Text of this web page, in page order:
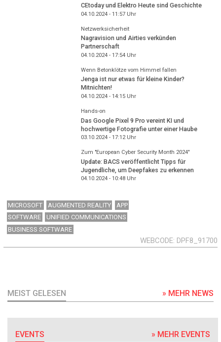
CEtoday und Elektro Heute sind Geschichte
04.10.2024 - 11:57Uhr
Netzwerksicherheit
Nagravision und Airties verkünden
Partnerschaft
04.10.2024 - 17:54Uhr
Wenn Betonklötze vom Himmel fallen
Jenga ist nur etwas für kleine Kinder?
Mitnichten!
04.10.2024 - 14:15Uhr
Hands-on
Das Google Pixel 9 Pro vereint KI und
hochwertige Fotografie unter einer Haube
03.10.2024 - 17:12Uhr
Zum "European Cyber Security Month 2024"
Update: BACS veröffentlicht Tipps für
Jugendliche, um Deepfakes zu erkennen
04.10.2024 - 10:48Uhr
MICROSOFT AUGMENTED REALITY
APP
SOFTWARE
UNIFIED COMMUNICATIONS
BUSINESS SOFTWARE
WEBCODE DPF8_91700
MEIST GELESEN » MEHR NEWS
EVENTS » MEHR EVENTS